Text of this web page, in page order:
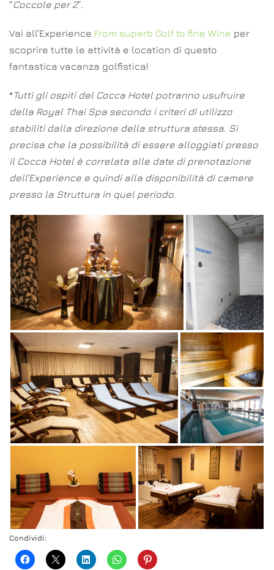
“Coccole per 2”.
Vai all’Experience From superb Golf to fine Wine per
scoprire tutte le attività e location di questo
fantastica vacanza golfistica!
* Tutti gli ospiti del Cocca Hotel potranno usufruire
della Royal Thai Spa secondo i criteri di utilizzo
stabiliti dalla direzione della struttura stessa. Si
precisa che la possibilità di essere alloggiati presso
il Cocca Hotel è correlata alle date di prenotazione
dell’Experience e quindi alla disponibilità di camere
presso la Struttura in quel periodo.
Condividi: